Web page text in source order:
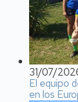
31/07/
El equipo
en los